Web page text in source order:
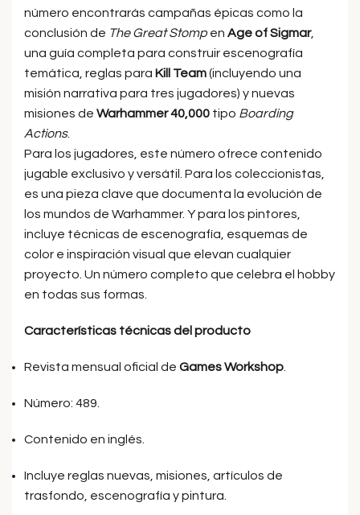
número encontrarás campañas épicas como la
conclusión de The Great Stomp en Age of Sigmar,
una guía completa para construir escenografía
temática, reglas para Kill Team(incluyendo una
misión narrativa para tres jugadores) y nuevas
misiones de Warhammer 40,000 tipo Boarding
Actions.
Para los jugadores, este número ofrece contenido
jugable exclusivo y versátil. Para los coleccionistas,
es una pieza clave que documenta la evolución de
los mundos de Warhammer. Y para los pintores,
incluye técnicas de escenografía, esquemas de
color e inspiración visual que elevan cualquier
proyecto. Un número completo que celebra el hobby
en todas sus formas.
Características técnicas del producto
Revista mensual oficial de Games Workshop
Número: 489.
Contenido en inglés.
Incluye reglas nuevas, misiones, artículos de
trasfondo, escenografía y pintura.